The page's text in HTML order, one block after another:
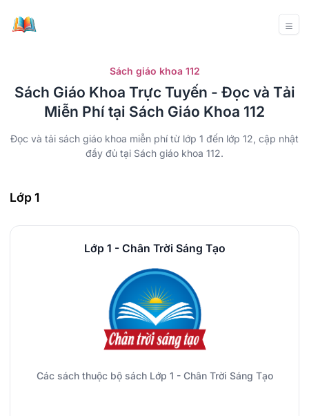
Sách giáo khoa 112
Sách Giáo Khoa Trực Tuyến - Đọc và Tải
Miễn Phí tại Sách Giáo Khoa 112
Đọc và tải sách giáo khoa miễn phí từ lớp 1 đến lớp 12, cập nhật
đầy đủ tại Sách giáo khoa 112.
Lớp 1
Lớp 1 - Chân Trời Sáng Tạo
Các sách thuộc bộ sách Lớp 1 - Chân Trời Sáng Tạo